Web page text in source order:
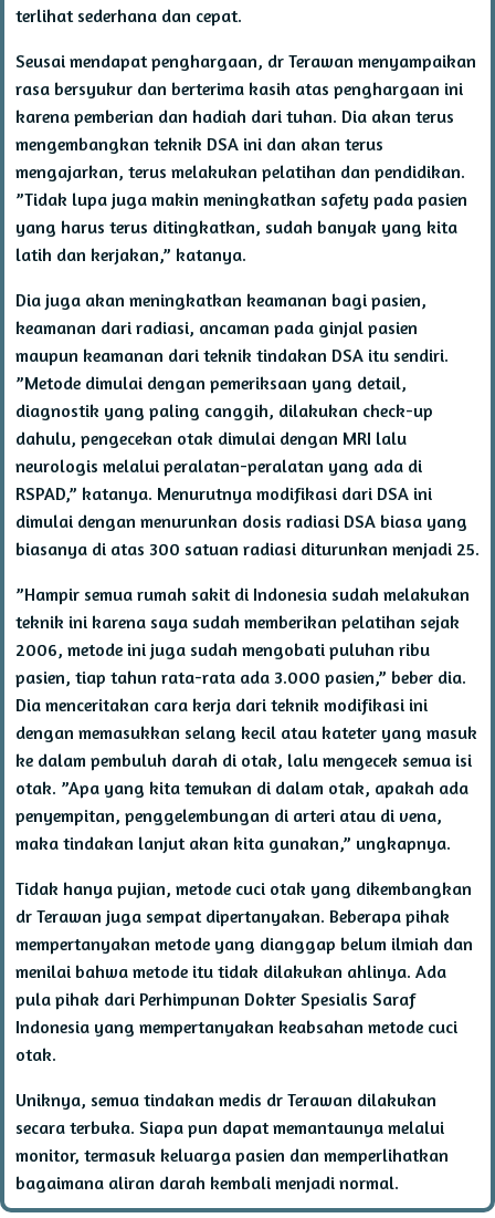
terlihat sederhana dan cepat.
Seusai mendapat penghargaan, dr Terawan menyampaikan
rasa bersyukur dan berterima kasih atas penghargaan ini
karena pemberian dan hadiah dari tuhan. Dia akan terus
mengembangkan teknik DSA ini dan akan terus
mengajarkan, terus melakukan pelatihan dan pendidikan.
”Tidak lupa juga makin meningkatkan safety pada pasien
yang harus terus ditingkatkan, sudah banyak yang kita
latih dan kerjakan,” katanya.
Dia juga akan meningkatkan keamanan bagi pasien,
keamanan dari radiasi, ancaman pada ginjal pasien
maupun keamanan dari teknik tindakan DSA itu sendiri.
”Metode dimulai dengan pemeriksaan yang detail,
diagnostik yang paling canggih, dilakukan check-up
dahulu, pengecekan otak dimulai dengan MRI lalu
neurologis melalui peralatan-peralatan yang ada di
RSPAD,” katanya. Menurutnya modifikasi dari DSA ini
dimulai dengan menurunkan dosis radiasi DSA biasa yang
biasanya di atas 300 satuan radiasi diturunkan menjadi 25.
”Hampir semua rumah sakit di Indonesia sudah melakukan
teknik ini karena saya sudah memberikan pelatihan sejak
2006, metode ini juga sudah mengobati puluhan ribu
pasien, tiap tahun rata-rata ada 3.000 pasien,” beber dia.
Dia menceritakan cara kerja dari teknik modifikasi ini
dengan memasukkan selang kecil atau kateter yang masuk
ke dalam pembuluh darah di otak, lalu mengecek semua isi
otak. ”Apa yang kita temukan di dalam otak, apakah ada
penyempitan, penggelembungan di arteri atau di vena,
maka tindakan lanjut akan kita gunakan,” ungkapnya.
Tidak hanya pujian, metode cuci otak yang dikembangkan
dr Terawan juga sempat dipertanyakan. Beberapa pihak
mempertanyakan metode yang dianggap belum ilmiah dan
menilai bahwa metode itu tidak dilakukan ahlinya. Ada
pula pihak dari Perhimpunan Dokter Spesialis Saraf
Indonesia yang mempertanyakan keabsahan metode cuci
otak.
Uniknya, semua tindakan medis dr Terawan dilakukan
secara terbuka. Siapa pun dapat memantaunya melalui
monitor, termasuk keluarga pasien dan memperlihatkan
bagaimana aliran darah kembali menjadi normal.